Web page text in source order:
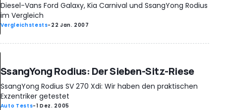
Diesel-Vans Ford Galaxy, Kia Carnival und SsangYong Rodius
im Vergleich
Vergleichstests- 22 Jan. 2007
SsangYong Rodius: Der Sieben-Sitz-Riese
SsangYong Rodius SV 270 Xdi: Wir haben den praktischen
Exzentriker getestet
Auto Tests-1 Dez. 2005